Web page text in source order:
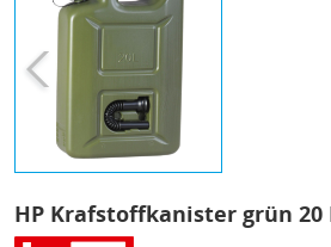
HP Krafstoffkanister grün